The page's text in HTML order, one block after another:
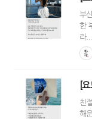
부
한
라...
[
친
해